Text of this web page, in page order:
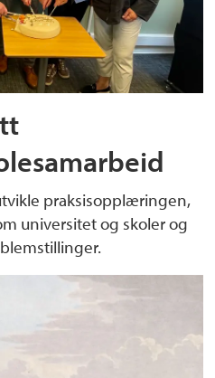
praksisopplæringen,
universitet og skoler og